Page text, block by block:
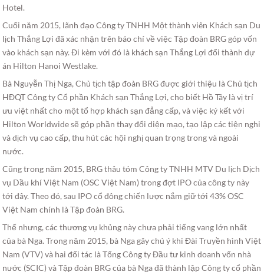
Hotel.
Cuối năm 2015, lãnh đạo Công ty TNHH Một thành viên Khách sạn Du
lịch Thắng Lợi đã xác nhận trên báo chí về việc Tập đoàn BRG góp vốn
vào khách sạn này. Đi kèm với đó là khách sạn Thắng Lợi đổi thành dự
án Hilton Hanoi Westlake.
Bà Nguyễn Thị Nga, Chủ tịch tập đoàn BRG được giới thiệu là Chủ tịch
HĐQT Công ty Cổ phần Khách sạn Thắng Lợi, cho biết Hồ Tây là vị trí
ưu việt nhất cho một tổ hợp khách sạn đẳng cấp, và việc ký kết với
Hilton Worldwide sẽ góp phần thay đổi diện mạo, tạo lập các tiện nghi
và dịch vụ cao cấp, thu hút các hội nghị quan trọng trong và ngoài
nước.
Cũng trong năm 2015, BRG thâu tóm Công ty TNHH MTV Du lịch Dịch
vụ Dầu khí Việt Nam (OSC Việt Nam) trong đợt IPO của công ty này
tới đây. Theo đó, sau IPO cổ đông chiến lược nắm giữ tới 43% OSC
Việt Nam chính là Tập đoàn BRG.
Thế nhưng, các thương vụ khủng này chưa phải tiếng vang lớn nhất
của bà Nga. Trong năm 2015, bà Nga gây chú ý khi Đài Truyền hình Việt
Nam (VTV) và hai đối tác là Tổng Công ty Đầu tư kinh doanh vốn nhà
nước (SCIC) và Tập đoàn BRG của bà Nga đã thành lập Công ty cổ phần